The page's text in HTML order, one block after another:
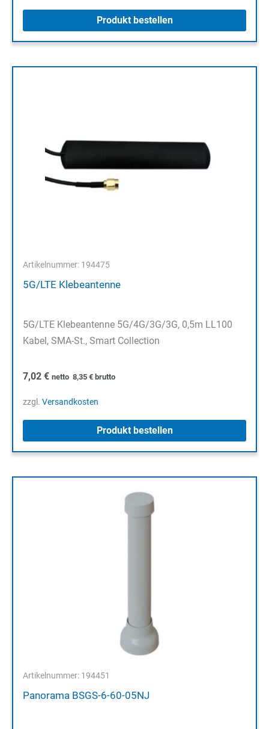
Produkt bestellen
Artikelnummer: 194475
5G/LTE Klebeantenne
5G/LTE Klebeantenne 5G/4G/3G/3G, 0,5m LL100
Kabel, SMA-St., Smart Collection
7,02 € netto 8,35 € brutto
zzgl. Versandkosten
Produkt bestellen
Artikelnummer: 194451
Panorama BSGS-6-60-05NJ